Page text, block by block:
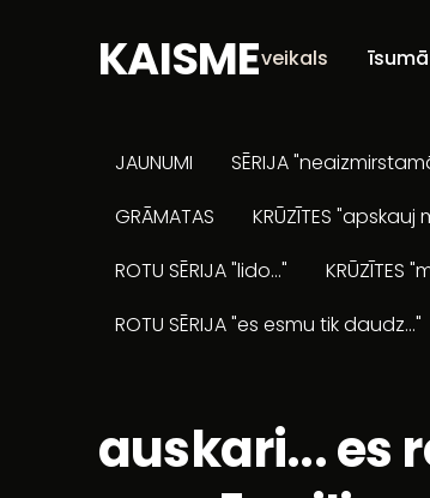
KAISMEveikals īsumā
JAUNUMI SĒRIJA
GRĀMATAS
KRŪZĪTES "apskauj
ROTU SĒRIJA "lido..."
KRŪZĪTES
ROTU SĒRIJA "es esmu tik daudz..."
auskari... es